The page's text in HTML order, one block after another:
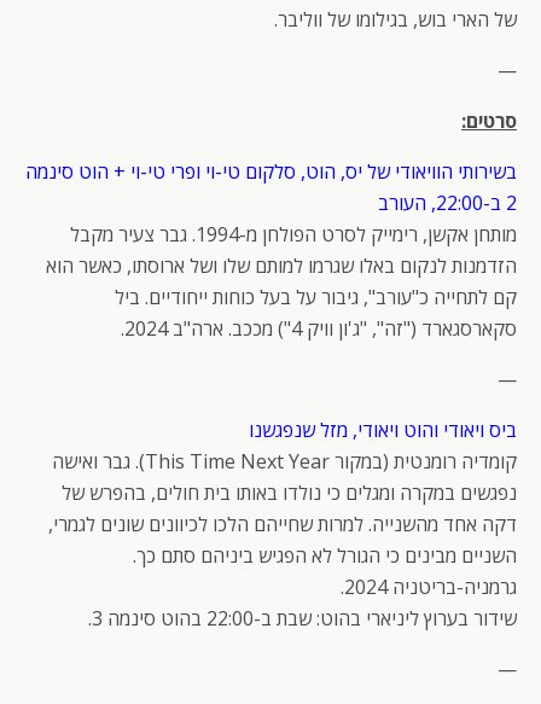
של הארי בוש, בגילומו של ווליבר.
—
סרטים:
בשירותי הוויאודי של יס, הוט, סלקום טי-וי ופרי טי-וי + הוט סינמה
2 ב-22:00, העורב
מותחן אקשן, רימייק לסרט הפולחן מ-1994. גבר צעיר מקבל
הזדמנות לנקום באלו שגרמו למותם שלו ושל ארוסתו, כאשר הוא
קם לתחייה כ"עורב", גיבור על בעל כוחות ייחודיים. ביל
סקארסגארד ("זה", "ג'ון וויק 4") מככב. ארה"ב 2024.
—
ביס ויאודי והוט ויאודי, מזל שנפגשנו
קומדיה רומנטית (במקור This Time Next Year). גבר ואישה
נפגשים במקרה ומגלים כי נולדו באותו בית חולים, בהפרש של
דקה אחד מהשנייה. למרות שחייהם הלכו לכיוונים שונים לגמרי,
השניים מבינים כי הגורל לא הפגיש ביניהם סתם כך.
גרמניה-בריטניה 2024.
שידור בערוץ ליניארי בהוט: שבת ב-22:00 בהוט סינמה 3.
—